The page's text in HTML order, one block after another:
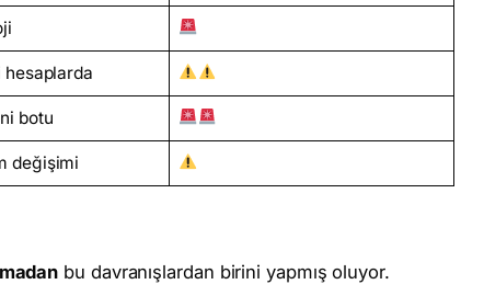
botu
değişimi
bu davranışlardan birini yapmış oluyor.